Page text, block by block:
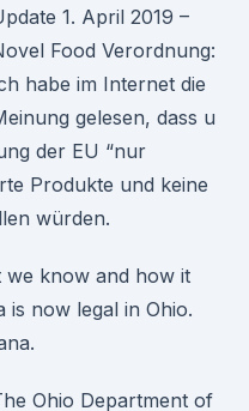
1. April 2019 –
Food Verordnung:
habe im Internet die
gelesen, dass u
der EU “nur
Produkte und keine
würden.
we know and how it
is now legal in Ohio.
Ohio Department of